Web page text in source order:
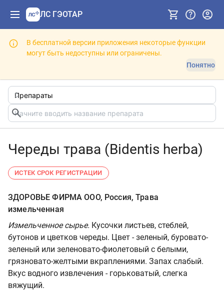
ЛС ГЭОТАР
В бесплатной версии приложения некоторые функции
могут быть недоступны или ограничены.
Понятно
Череды трава (Bidentis herba)
ИСТЕК СРОК РЕГИСТРАЦИИ
ЗДОРОВЬЕ ФИРМА ООО, Россия, Трава
измельченная
Измельченное сырье. Кусочки листьев, стеблей,
бутонов и цветков череды. Цвет - зеленый, буровато-
зеленый или зеленовато-фиолетовый с белыми,
грязновато-желтыми вкраплениями. Запах слабый.
Вкус водного извлечения - горьковатый, слегка
вяжущий.